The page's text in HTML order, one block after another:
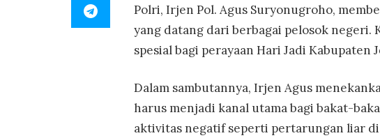
Polri, Irjen Pol. Agus Suryonugroho,
yang datang dari berbagai pelosok negeri.
spesial bagi perayaan Hari Jadi Kabupaten
Dalam sambutannya, Irjen Agus
harus menjadi kanal utama bagi bakat-
aktivitas negatif seperti pertarungan liar di